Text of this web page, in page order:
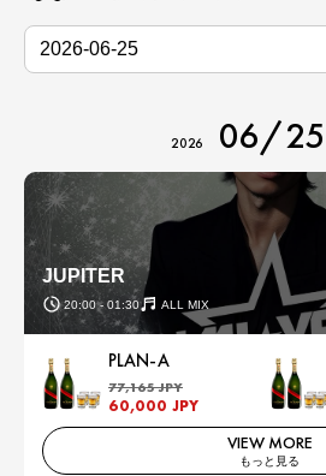
2026 06/25
JUPITER
20:00 - 01:30 ALL MIX
PLAN-A
77,165 JPY
60,000 JPY
VIEW MORE
もっと見る